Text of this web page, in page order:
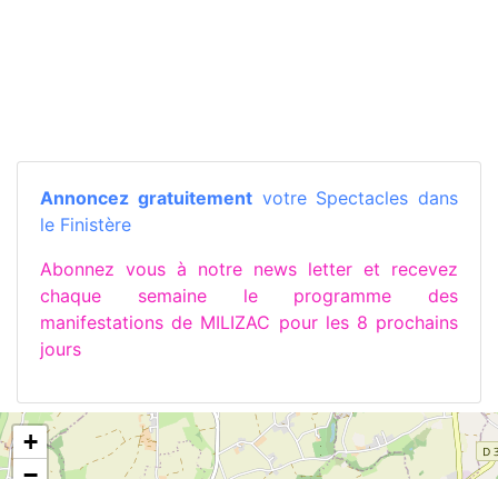
Annoncez gratuitementvotre Spectacles dans
le Finistère
Abonnez vous à notre news letter et recevez
chaque semaine le programme des
manifestations de MILIZAC pour les 8 prochains
jours
+